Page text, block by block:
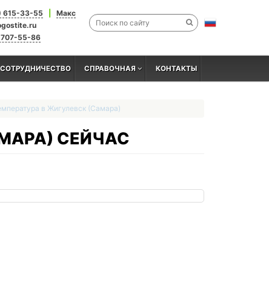
615-33-55
Макс
55-86
СОТРУДНИЧЕСТВО СПРАВОЧНАЯ КОНТАКТЫ
в Жигулевск (Самара)
СЕЙЧАС